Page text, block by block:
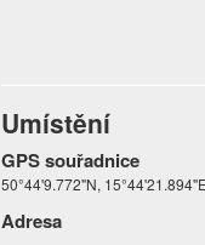
Umístění
GPS souřadnice
50°44'9.772"N,
Adresa